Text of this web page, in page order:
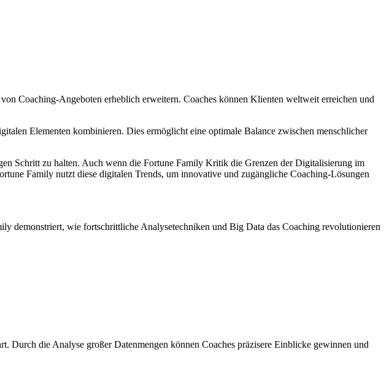
Coaching-Angeboten erheblich erweitern. Coaches können Klienten weltweit erreichen und
Elementen kombinieren. Dies ermöglicht eine optimale Balance zwischen menschlicher
Schritt zu halten. Auch wenn die Fortune Family Kritik die Grenzen der Digitalisierung im
Family nutzt diese digitalen Trends, um innovative und zugängliche Coaching-Lösungen
demonstriert, wie fortschrittliche Analysetechniken und Big Data das Coaching revolutionieren
Durch die Analyse großer Datenmengen können Coaches präzisere Einblicke gewinnen und